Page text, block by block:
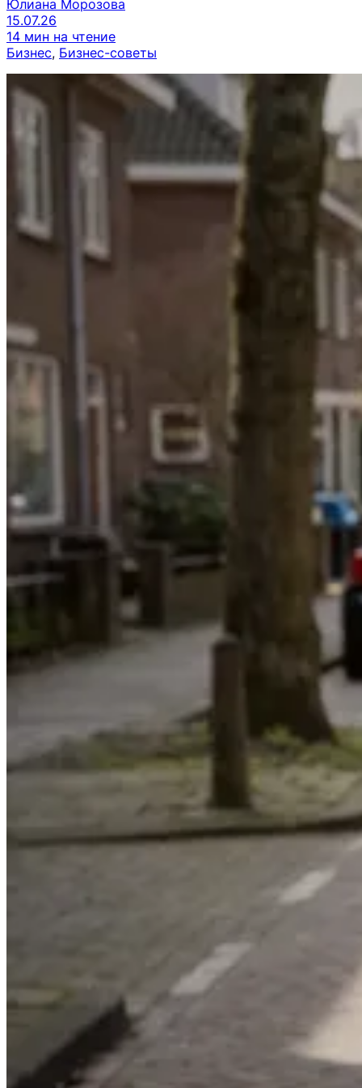
Юлиана Морозова
15.07.26
14 мин на чтение
Бизнес, Бизнес-советы